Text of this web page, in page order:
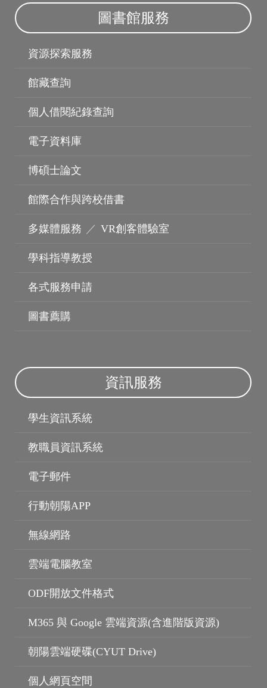
無線網路
圖書館服務
資源探索服務
館藏查詢
個人借閱紀錄查詢
電子資料庫
博碩士論文
館際合作與跨校借書
多媒體服務 ／ VR創客體驗室
學科指導教授
各式服務申請
圖書薦購
資訊服務
學生資訊系統
教職員資訊系統
電子郵件
行動朝陽APP
無線網路
雲端電腦教室
ODF開放文件格式
M365 與 Google 雲端資源(含進階版資源)
朝陽雲端硬碟(CYUT Drive)
個人網頁空間